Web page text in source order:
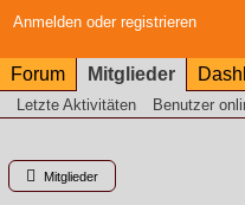
Anmelden oder registrieren
Forum Mitglieder
Letzte Aktivitäten Benutzer
Mitglieder